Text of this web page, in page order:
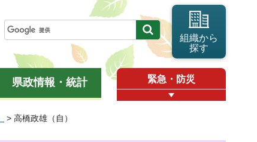
組織から
探す
県政情報・統計 緊急・防災
> 高橋政雄（自）